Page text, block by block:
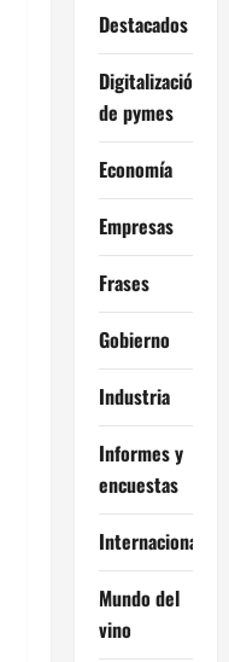
Destacados
Digitalización
de pymes
Economía
Empresas
Frases
Gobierno
Industria
Informes y
encuestas
Internacional
Mundo del
vino